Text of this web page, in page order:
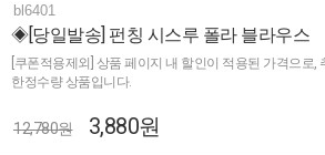
bl6401
◈[당일발송] 펀칭 시스루 폴라 블라우스
[쿠폰적용제외] 상품 페이지 내 할인이 적용된 가격으로,
한정수량 상품입니다.
12,780원 3,880원